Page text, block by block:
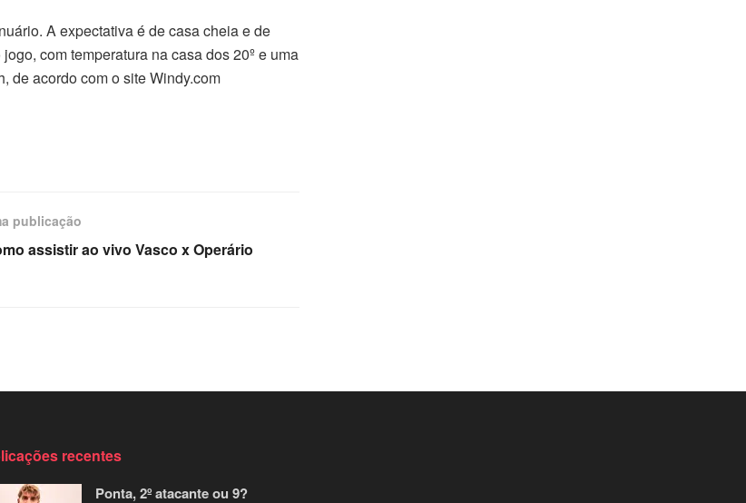
A expectativa é de casa cheia e de
com temperatura na casa dos 20º e uma
de acordo com o site Windy.com
publicação
assistir ao vivo Vasco x Operário
recentes
Ponta, 2º atacante ou 9?